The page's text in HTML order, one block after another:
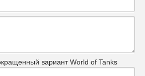
вариант World of Tanks